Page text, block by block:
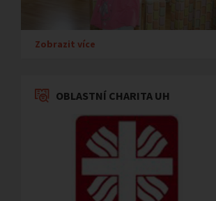
Zobrazit více
OBLASTNÍ CHARITA UH